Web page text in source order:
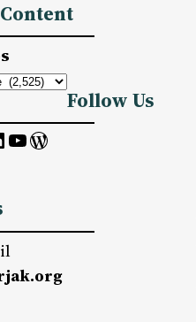
Follow Us
YouTube WordPress